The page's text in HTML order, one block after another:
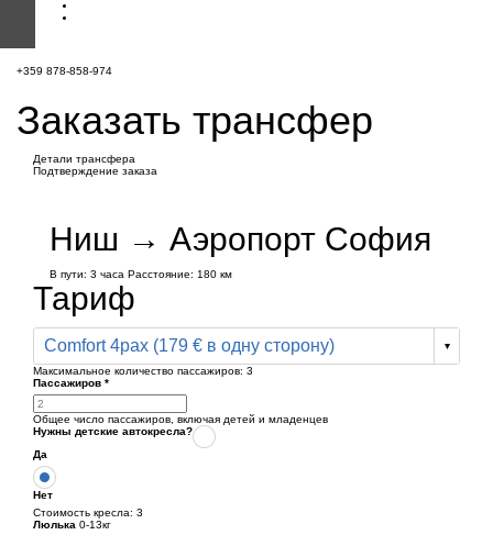
+359 878-858-974
Заказать трансфер
Детали трансфера
Подтверждение заказа
Ниш → Аэропорт София
В пути: 3 часа Расстояние: 180 км
Тариф
Comfort 4pax (179 € в одну сторону)
Максимальное количество пассажиров: 3
Пассажиров *
Общее число пассажиров, включая детей и младенцев
Нужны детские автокресла?
Да
Нет
Стоимость кресла: 3
Люлька 0-13кг